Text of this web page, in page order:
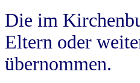
Die im
Eltern oder
übernommen.